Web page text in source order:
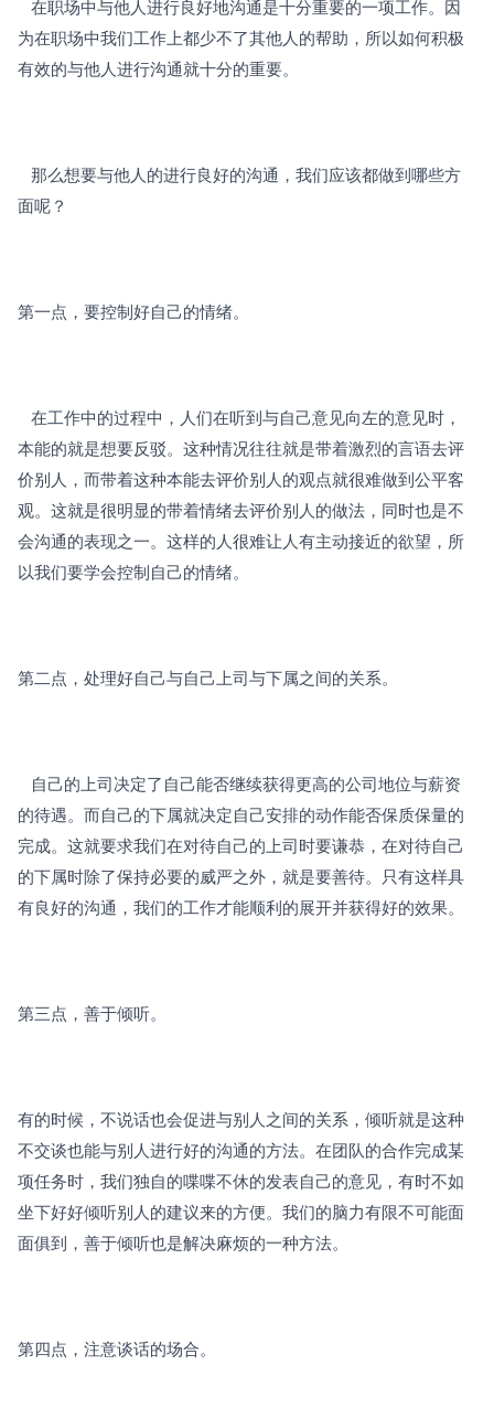
为在职场中我们工作上都少不了其他人的帮助，所以如何积极
有效的与他人进行沟通就十分的重要。
面呢？
第一点，要控制好自己的情绪。
本能的就是想要反驳。这种情况往往就是带着激烈的言语去评
价别人，而带着这种本能去评价别人的观点就很难做到公平客
观。这就是很明显的带着情绪去评价别人的做法，同时也是不
会沟通的表现之一。这样的人很难让人有主动接近的欲望，所
以我们要学会控制自己的情绪。
第二点，处理好自己与自己上司与下属之间的关系。
的待遇。而自己的下属就决定自己安排的动作能否保质保量的
完成。这就要求我们在对待自己的上司时要谦恭，在对待自己
的下属时除了保持必要的威严之外，就是要善待。只有这样具
有良好的沟通，我们的工作才能顺利的展开并获得好的效果。
第三点，善于倾听。
有的时候，不说话也会促进与别人之间的关系，倾听就是这种
不交谈也能与别人进行好的沟通的方法。在团队的合作完成某
项任务时，我们独自的喋喋不休的发表自己的意见，有时不如
坐下好好倾听别人的建议来的方便。我们的脑力有限不可能面
面俱到，善于倾听也是解决麻烦的一种方法。
第四点，注意谈话的场合。